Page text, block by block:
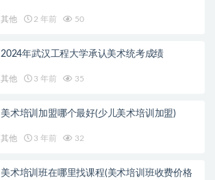
其他 2 年前 50
2024年武汉工程大学承认美术统考成绩
其他 3 年前 35
美术培训加盟哪个最好(少儿美术培训加盟)
其他 3 年前 32
美术培训班在哪里找课程(美术培训班收费价格